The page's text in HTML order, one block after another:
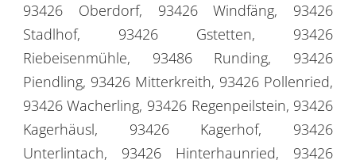
93426 Oberdorf, 93426 Windfäng, 93426
Stadlhof, 93426 Gstetten, 93426
Riebeisenmühle, 93486 Runding, 93426
Piendling, 93426 Mitterkreith, 93426 Pollenried,
93426 Wacherling, 93426 Regenpeilstein, 93426
Kagerhäusl, 93426 Kagerhof, 93426
Unterlintach, 93426 Hinterhaunried, 93426